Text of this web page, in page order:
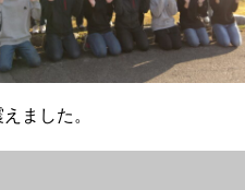
えました。